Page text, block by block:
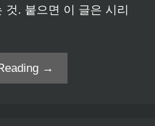
것. 붙으면 이 글은 시리
→